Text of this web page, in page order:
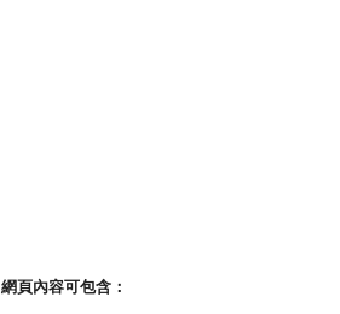
網頁內容可包含：